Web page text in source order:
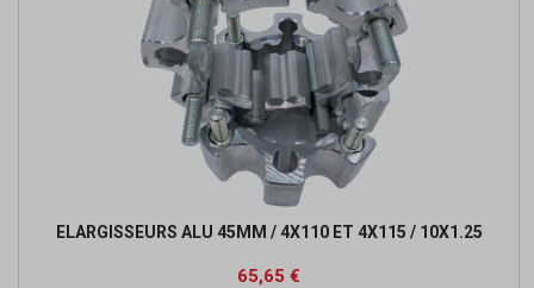
ELARGISSEURS ALU 45MM / 4X110 ET 4X115 / 10X1.25
Prix
65,65 €